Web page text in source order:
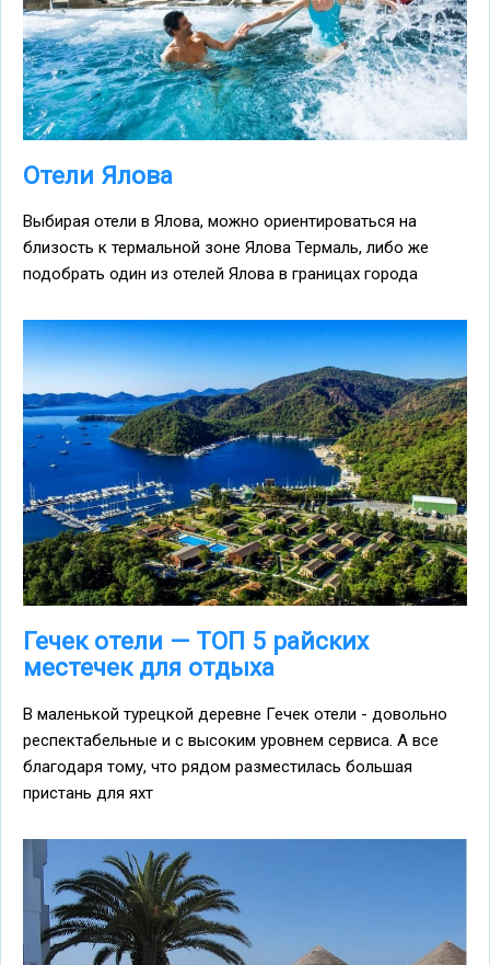
Отели Ялова
Выбирая отели в Ялова, можно ориентироваться на
близость к термальной зоне Ялова Термаль, либо же
подобрать один из отелей Ялова в границах города
Гечек отели — ТОП 5 райских
местечек для отдыха
В маленькой турецкой деревне Гечек отели - довольно
респектабельные и с высоким уровнем сервиса. А все
благодаря тому, что рядом разместилась большая
пристань для яхт